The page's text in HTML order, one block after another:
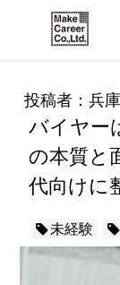
投稿者：兵
バイヤー
の本質と
代向けに
未経験